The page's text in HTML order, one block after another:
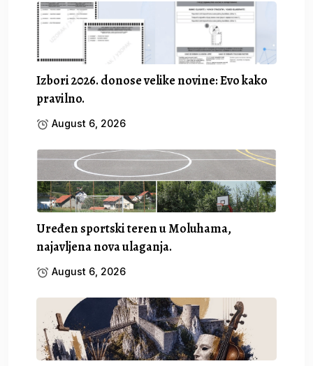
Izbori 2026. donose velike novine: Evo kako
pravilno.
August 6, 2026
Uređen sportski teren u Moluhama,
najavljena nova ulaganja.
August 6, 2026